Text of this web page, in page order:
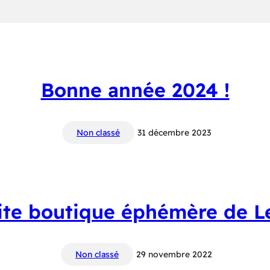
Bonne année 2024 !
Non classé 31 décembre 2023
boutique éphémère de
Non classé 29 novembre 2022